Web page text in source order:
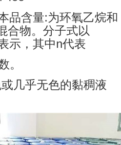
品含量:为环氧乙烷和
合物。分子式以
示，其中n代表
。
几乎无色的黏稠液